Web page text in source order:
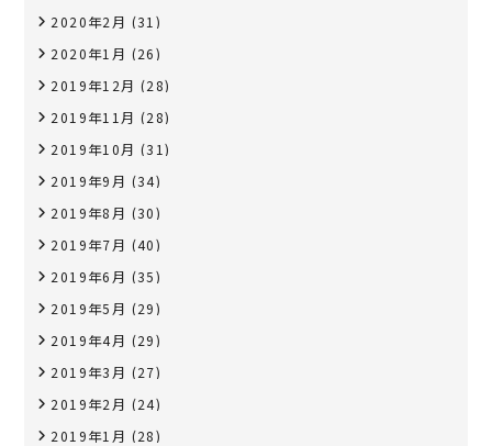
2020年2月 (31)
2020年1月 (26)
2019年12月 (28)
2019年11月 (28)
2019年10月 (31)
2019年9月 (34)
2019年8月 (30)
2019年7月 (40)
2019年6月 (35)
2019年5月 (29)
2019年4月 (29)
2019年3月 (27)
2019年2月 (24)
2019年1月 (28)